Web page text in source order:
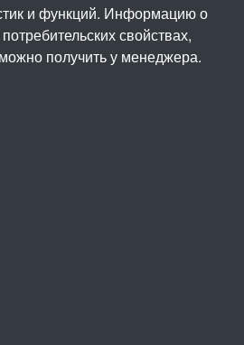
и функций. Информацию о
свойствах,
получить у менеджера.